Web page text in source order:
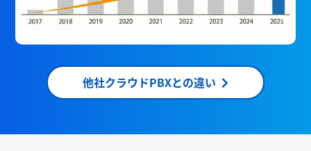
他社クラウドPBXとの違い